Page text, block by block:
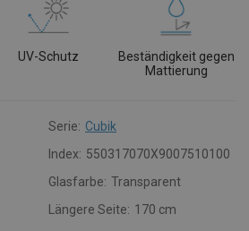
UV-Schutz
Beständigkeit gegen
Mattierung
Serie: Cubik
Index: 550317070X9007510100
Glasfarbe: Transparent
Längere Seite: 170 cm